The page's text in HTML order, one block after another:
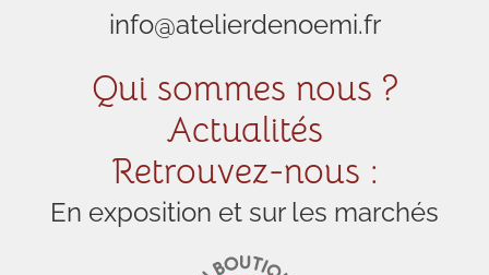
info@atelierdenoemi.fr
Qui sommes nous ?
Actualités
Retrouvez-nous :
En exposition et sur les marchés